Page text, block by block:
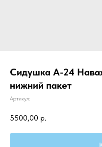
Сидушка А-24
нижний пакет
Артикул:
5500,00 р.